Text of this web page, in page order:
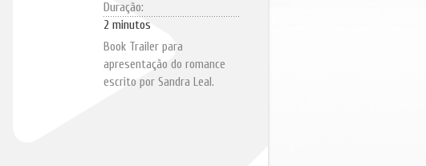
Duração:
2 minutos
Book Trailer para
apresentação do romance
escrito por Sandra Leal.